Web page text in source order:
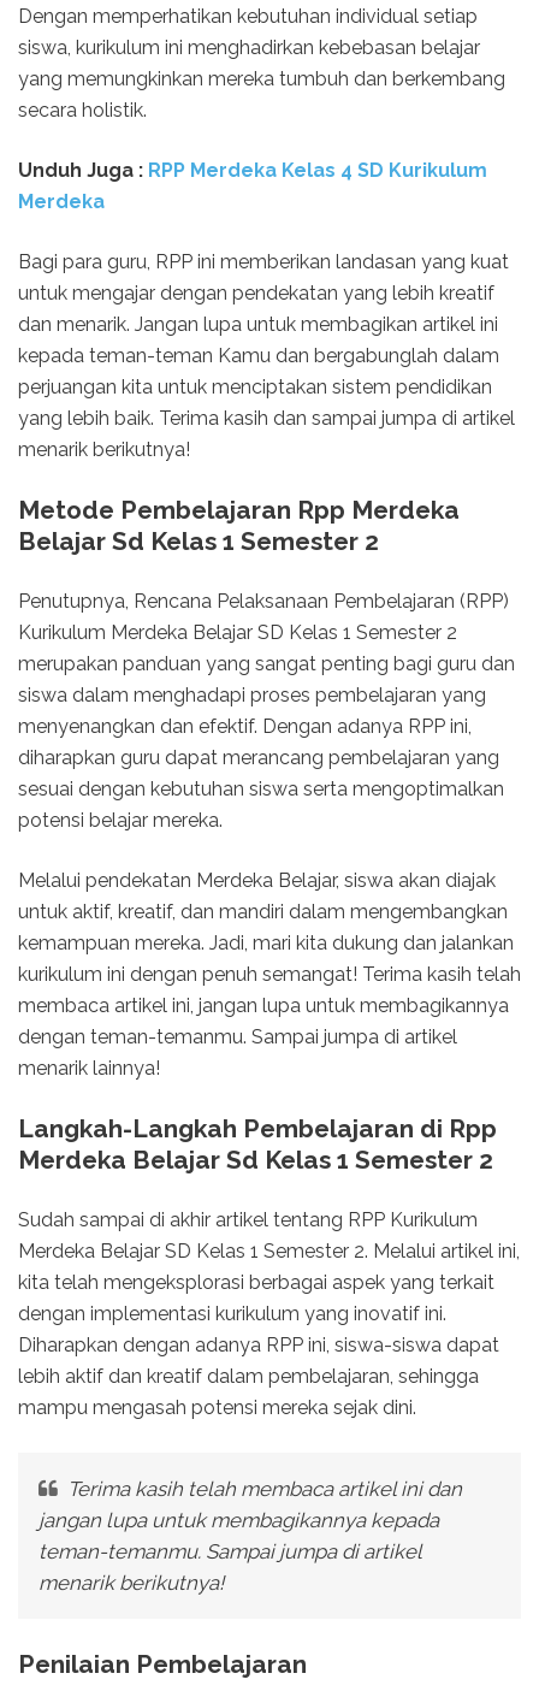
Dengan memperhatikan kebutuhan individual setiap
siswa, kurikulum ini menghadirkan kebebasan belajar
yang memungkinkan mereka tumbuh dan berkembang
secara holistik.
Unduh Juga : RPP Merdeka Kelas 4 SD Kurikulum
Merdeka
Bagi para guru, RPP ini memberikan landasan yang kuat
untuk mengajar dengan pendekatan yang lebih kreatif
dan menarik. Jangan lupa untuk membagikan artikel ini
kepada teman-teman Kamu dan bergabunglah dalam
perjuangan kita untuk menciptakan sistem pendidikan
yang lebih baik. Terima kasih dan sampai jumpa di artikel
menarik berikutnya!
Metode Pembelajaran Rpp Merdeka
Belajar Sd Kelas 1 Semester 2
Penutupnya, Rencana Pelaksanaan Pembelajaran (RPP)
Kurikulum Merdeka Belajar SD Kelas 1 Semester 2
merupakan panduan yang sangat penting bagi guru dan
siswa dalam menghadapi proses pembelajaran yang
menyenangkan dan efektif. Dengan adanya RPP ini,
diharapkan guru dapat merancang pembelajaran yang
sesuai dengan kebutuhan siswa serta mengoptimalkan
potensi belajar mereka.
Melalui pendekatan Merdeka Belajar, siswa akan diajak
untuk aktif, kreatif, dan mandiri dalam mengembangkan
kemampuan mereka. Jadi, mari kita dukung dan jalankan
kurikulum ini dengan penuh semangat! Terima kasih telah
membaca artikel ini, jangan lupa untuk membagikannya
dengan teman-temanmu. Sampai jumpa di artikel
menarik lainnya!
Langkah-Langkah Pembelajaran di Rpp
Merdeka Belajar Sd Kelas 1 Semester 2
Sudah sampai di akhir artikel tentang RPP Kurikulum
Merdeka Belajar SD Kelas 1 Semester 2. Melalui artikel ini,
kita telah mengeksplorasi berbagai aspek yang terkait
dengan implementasi kurikulum yang inovatif ini.
Diharapkan dengan adanya RPP ini, siswa-siswa dapat
lebih aktif dan kreatif dalam pembelajaran, sehingga
mampu mengasah potensi mereka sejak dini.
Terima kasih telah membaca artikel ini dan
jangan lupa untuk membagikannya kepada
teman-temanmu. Sampai jumpa di artikel
menarik berikutnya!
Penilaian Pembelajaran